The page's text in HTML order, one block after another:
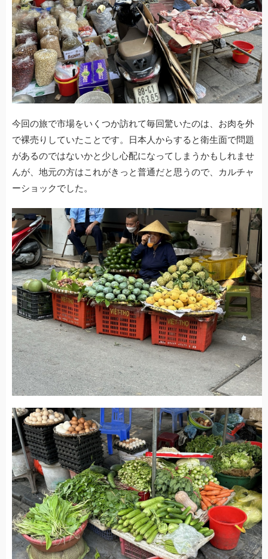
今回の旅で市場をいくつか訪れて毎回驚いたのは、お肉を外
で裸売りしていたことです。日本人からすると衛生面で問題
があるのではないかと少し心配になってしまうかもしれませ
んが、地元の方はこれがきっと普通だと思うので、カルチャ
ーショックでした。